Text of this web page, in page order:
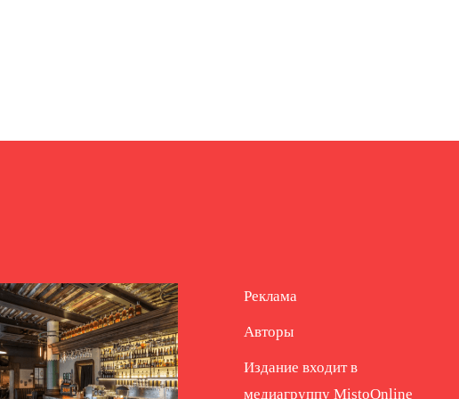
Реклама
Авторы
Издание входит в
медиагруппу MistoOnline